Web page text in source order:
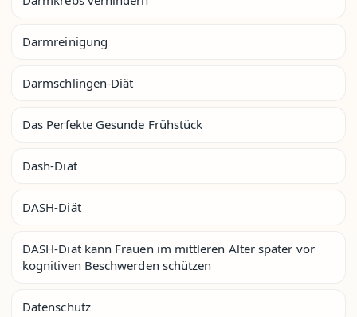
Darmreinigung
Darmschlingen-Diät
Das Perfekte Gesunde Frühstück
Dash-Diät
DASH-Diät
DASH-Diät kann Frauen im mittleren Alter später vor
kognitiven Beschwerden schützen
Datenschutz